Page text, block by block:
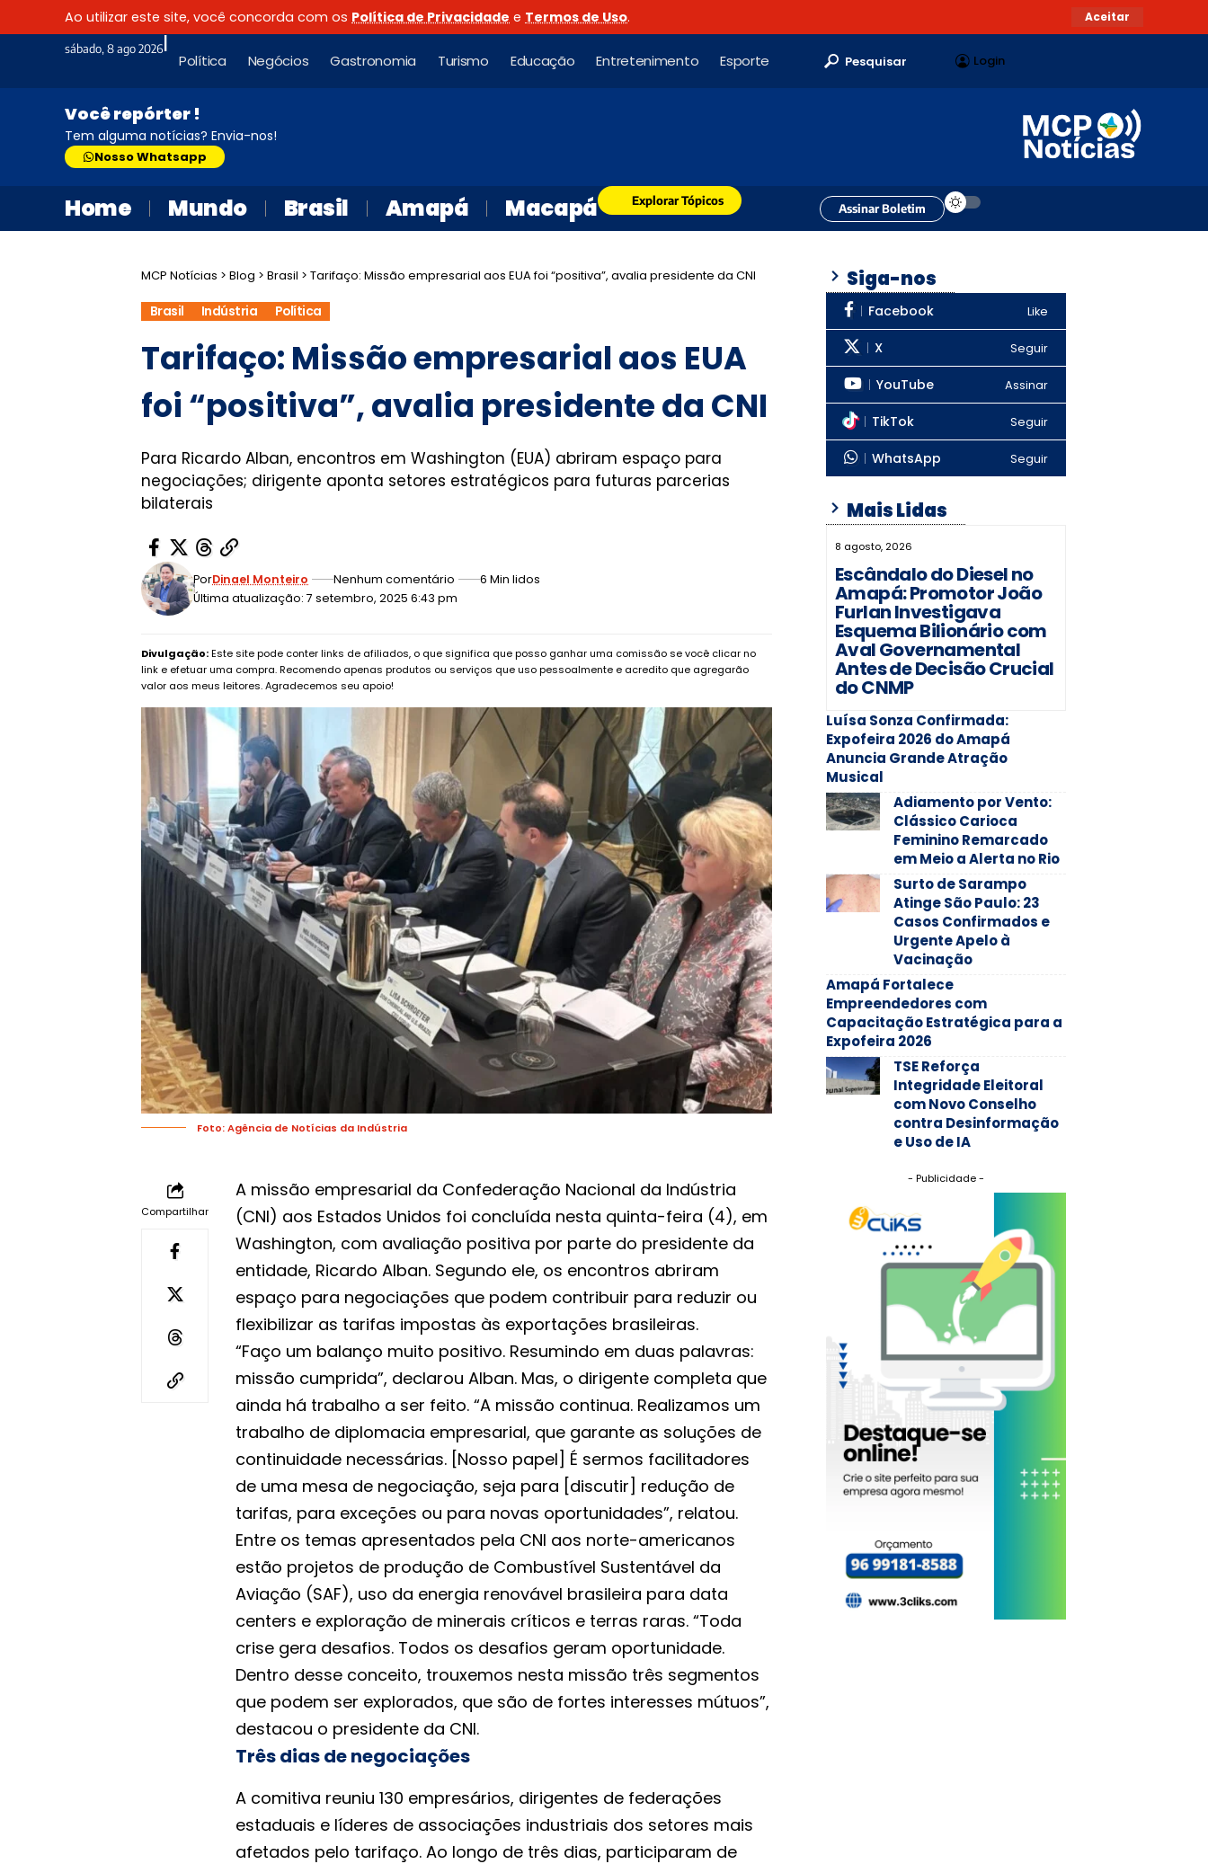
Ao utilizar este site, você concorda com os Política de Privacidade e Termos de Uso. Aceitar
sábado, 8 ago 2026|
Política Negócios Gastronomia Turismo Educação Entretenimento Esporte Pesquisar Login
Você repórter !
Tem alguma notícias? Envia-nos!
Nosso Whatsapp
Home Mundo Brasil Amapá Macapá Explorar Tópicos
Assinar Boletim
MCP Notícias > Blog > Brasil > Tarifaço: Missão empresarial aos EUA foi “positiva”, avalia presidente da CNI
Brasil Indústria Política
Tarifaço: Missão empresarial aos EUA
foi “positiva”, avalia presidente da CNI
Para Ricardo Alban, encontros em Washington (EUA) abriram espaço para
negociações; dirigente aponta setores estratégicos para futuras parcerias
bilaterais
Última atualização: 7 setembro, 2025 6:43 pm
PorDinael Monteiro Nenhum comentário 6 Min lidos
Divulgação:Este site pode conter links de afiliados, o que significa que posso ganhar uma comissão se você clicar no
link e efetuar uma compra. Recomendo apenas produtos ou serviços que uso pessoalmente e acredito que agregarão
valor aos meus leitores. Agradecemos seu apoio!
Foto: Agência de Notícias da Indústria
Compartilhar
A missão empresarial da Confederação Nacional da Indústria
(CNI) aos Estados Unidos foi concluída nesta quinta-feira (4), em
Washington, com avaliação positiva por parte do presidente da
entidade, Ricardo Alban. Segundo ele, os encontros abriram
espaço para negociações que podem contribuir para reduzir ou
flexibilizar as tarifas impostas às exportações brasileiras.
“Faço um balanço muito positivo. Resumindo em duas palavras:
missão cumprida”, declarou Alban. Mas, o dirigente completa que
ainda há trabalho a ser feito. “A missão continua. Realizamos um
trabalho de diplomacia empresarial, que garante as soluções de
continuidade necessárias. [Nosso papel] É sermos facilitadores
de uma mesa de negociação, seja para [discutir] redução de
tarifas, para exceções ou para novas oportunidades”, relatou.
Entre os temas apresentados pela CNI aos norte-americanos
estão projetos de produção de Combustível Sustentável da
Aviação (SAF), uso da energia renovável brasileira para data
centers e exploração de minerais críticos e terras raras. “Toda
crise gera desafios. Todos os desafios geram oportunidade.
Dentro desse conceito, trouxemos nesta missão três segmentos
que podem ser explorados, que são de fortes interesses mútuos”,
destacou o presidente da CNI.
Três dias de negociações
A comitiva reuniu 130 empresários, dirigentes de federações
estaduais e líderes de associações industriais dos setores mais
afetados pelo tarifaço. Ao longo de três dias, participaram de
Siga-nos
Facebook Like
X Seguir
YouTube Assinar
TikTok Seguir
WhatsApp Seguir
Mais Lidas
8 agosto, 2026
Escândalo do Diesel no
Amapá: Promotor João
Furlan Investigava
Esquema Bilionário com
Aval Governamental
Antes de Decisão Crucial
do CNMP
Luísa Sonza Confirmada:
Expofeira 2026 do Amapá
Anuncia Grande Atração
Musical
Adiamento por Vento:
Clássico Carioca
Feminino Remarcado
em Meio a Alerta no Rio
Surto de Sarampo
Atinge São Paulo: 23
Casos Confirmados e
Urgente Apelo à
Vacinação
Amapá Fortalece
Empreendedores com
Capacitação Estratégica para a
Expofeira 2026
TSE Reforça
Integridade Eleitoral
com Novo Conselho
contra Desinformação
e Uso de IA
- Publicidade -